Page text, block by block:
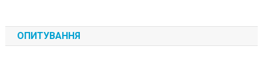
ОПИТУВАННЯ